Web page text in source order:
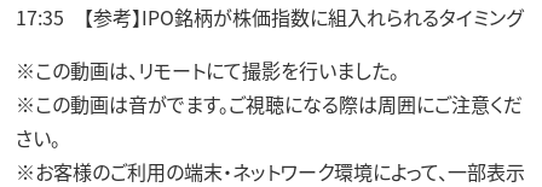
17:35 【参考】IPO銘柄が株価指数に組入れられるタイミング
※この動画は、リモートにて撮影を行いました。
※この動画は音がでます。ご視聴になる際は周囲にご注意くだ
さい。
※お客様のご利用の端末・ネットワーク環境によって、一部表示